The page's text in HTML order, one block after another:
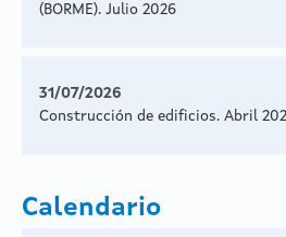
(BORME). Julio 2026
31/07/2026
Construcción de edificios. Abril
Calendario